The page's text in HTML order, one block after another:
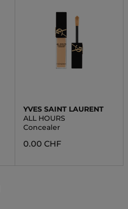
YVES SAINT LAURENT
ALL HOURS
Concealer
0.00 CHF